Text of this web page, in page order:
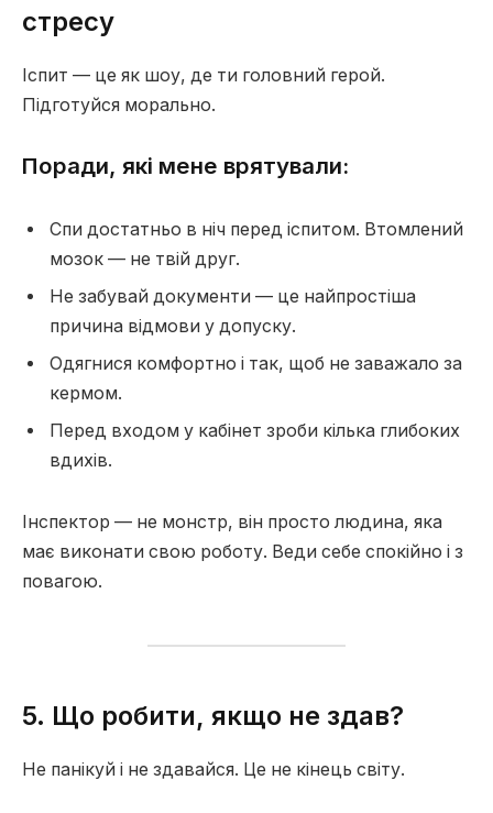
стресу
Іспит — це як шоу, де ти головний герой.
Підготуйся морально.
Поради, які мене врятували:
Спи достатньо в ніч перед іспитом. Втомлений
мозок — не твій друг.
Не забувай документи — це найпростіша
причина відмови у допуску.
Одягнися комфортно і так, щоб не заважало за
кермом.
Перед входом у кабінет зроби кілька глибоких
вдихів.
Інспектор — не монстр, він просто людина, яка
має виконати свою роботу. Веди себе спокійно і з
повагою.
5. Що робити, якщо не здав?
Не панікуй і не здавайся. Це не кінець світу.